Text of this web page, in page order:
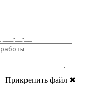
Прикрепить файл ✖